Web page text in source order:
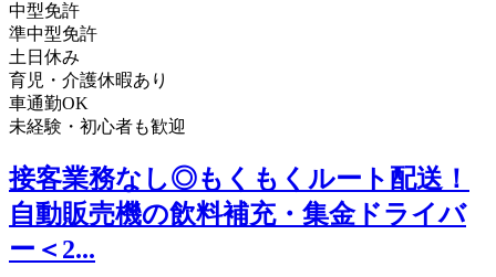
中型免許
準中型免許
土日休み
育児・介護休暇あり
車通勤OK
未経験・初心者も歓迎
接客業務なし◎もくもくルート配送！
自動販売機の飲料補充・集金ドライバ
ー＜2...